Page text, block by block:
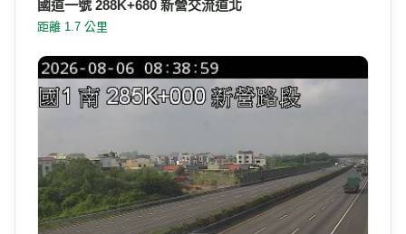
國道一號 288K+680 新營交流道北
距離 1.7 公里